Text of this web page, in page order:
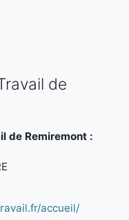
de
de Remiremont :
accueil/